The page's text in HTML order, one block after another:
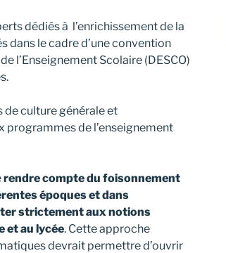
dédiés à l’enrichissement de la
le cadre d’une convention
l’Enseignement Scolaire (DESCO)
de culture générale et
programmes de l’enseignement
rendre compte du foisonnement
époques et dans
strictement aux notions
et au lycée. Cette approche
devrait permettre d’ouvrir